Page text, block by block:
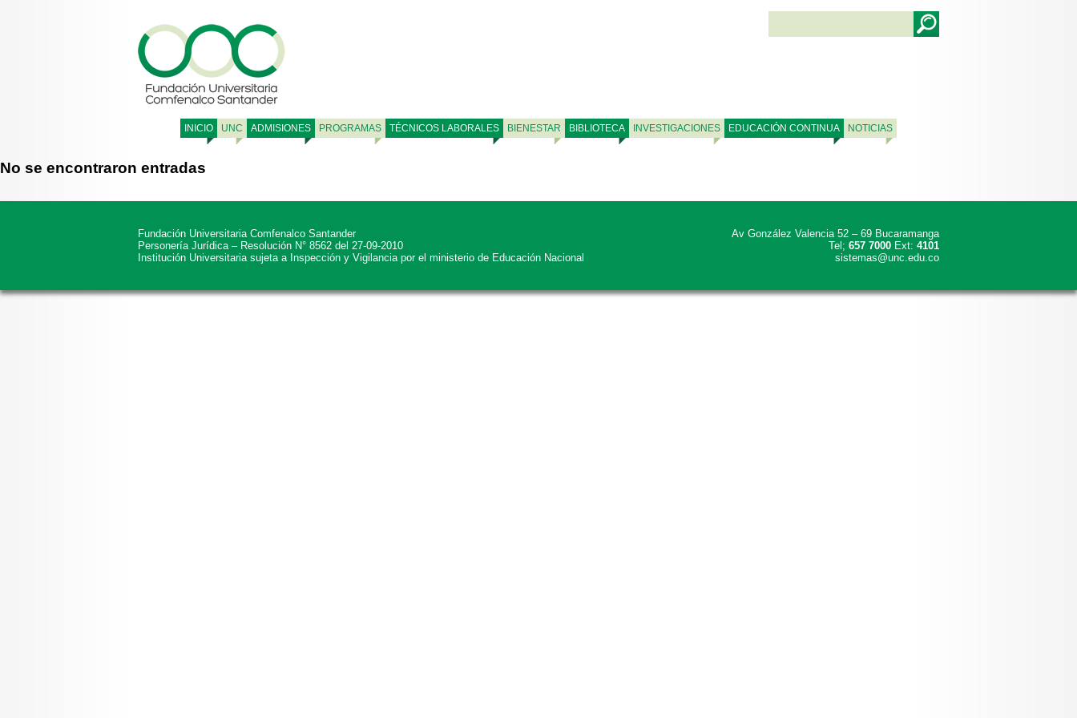
INICIO UNC ADMISIONES PROGRAMAS TÉCNICOS LABORALES BIENESTAR BIBLIOTECA INVESTIGACIONES EDUCACIÓN CONTINUA NOTICIAS
No se encontraron entradas
Fundación Universitaria Comfenalco Santander
Personería Jurídica – Resolución N° 8562 del 27-09-2010
Institución Universitaria sujeta a Inspección y Vigilancia por el ministerio de Educación Nacional
Av González Valencia 52 – 69 Bucaramanga
Tel; 657 7000 Ext: 4101
sistemas@unc.edu.co